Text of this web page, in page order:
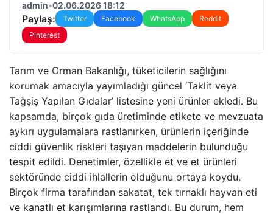
admin•02.06.2026 18:12
Paylaş: Twitter Facebook WhatsApp
Reddit
Pinterest
Tarım ve Orman Bakanlığı, tüketicilerin sağlığını
korumak amacıyla yayımladığı güncel ‘Taklit veya
Tağşiş Yapılan Gıdalar’ listesine yeni ürünler ekledi. Bu
kapsamda, birçok gıda üretiminde etikete ve mevzuata
aykırı uygulamalara rastlanırken, ürünlerin içeriğinde
ciddi güvenlik riskleri taşıyan maddelerin bulunduğu
tespit edildi. Denetimler, özellikle et ve et ürünleri
sektöründe ciddi ihlallerin olduğunu ortaya koydu.
Birçok firma tarafından sakatat, tek tırnaklı hayvan eti
ve kanatlı et karışımlarına rastlandı. Bu durum, hem